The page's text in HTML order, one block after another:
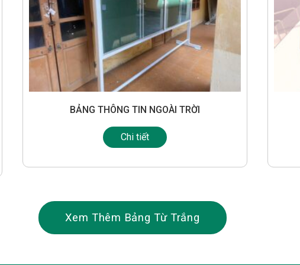
BẢNG THÔNG TIN NGOÀI TRỜI
Chi tiết
Xem Thêm Bảng Từ Trắng